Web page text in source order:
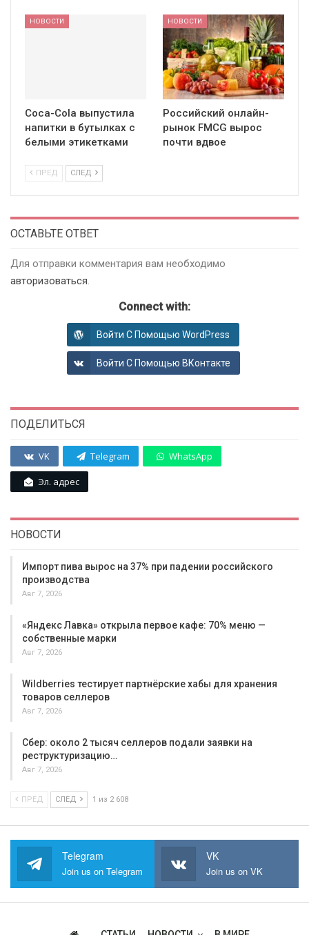
НОВОСТИ
Coca-Cola выпустила
напитки в бутылках с
белыми этикетками
НОВОСТИ
Российский онлайн-
рынок FMCG вырос
почти вдвое
ПРЕД СЛЕД
ОСТАВЬТЕ ОТВЕТ
Для отправки комментария вам необходимо
авторизоваться.
Connect with:
Войти С Помощью WordPress
Войти С Помощью ВКонтакте
ПОДЕЛИТЬСЯ
VK Telegram WhatsApp
Эл. адрес
НОВОСТИ
Импорт пива вырос на 37% при падении российского
производства
Авг 7, 2026
«Яндекс Лавка» открыла первое кафе: 70% меню —
собственные марки
Авг 7, 2026
Wildberries тестирует партнёрские хабы для хранения
товаров селлеров
Авг 7, 2026
Сбер: около 2 тысяч селлеров подали заявки на
реструктуризацию…
Авг 7, 2026
ПРЕД СЛЕД 1 из 2 608
Telegram
Join us on Telegram
VK
Join us on VK